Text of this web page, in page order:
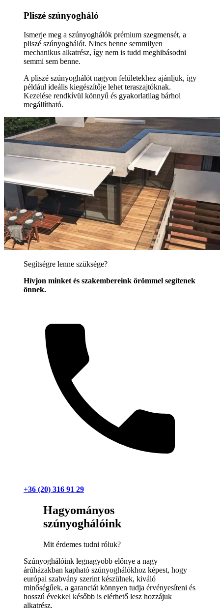
Pliszé szúnyogháló
Ismerje meg a szúnyoghálók prémium szegmensét, a
pliszé szúnyoghálót. Nincs benne semmilyen
mechanikus alkatrész, így nem is tudd meghibásodni
semmi sem benne.
A pliszé szúnyoghálót nagyon felületekhez ajánljuk, így
például ideális kiegészítője lehet teraszajtóknak.
Kezelése rendkívül könnyű és gyakorlatilag bárhol
megállítható.
Segítségre lenne szüksége?
Hívjon minket és szakembereink örömmel segítenek
önnek.
+36 (20) 316 91 29
Hagyományos
szúnyoghálóink
Mit érdemes tudni róluk?
Szúnyoghálóink legnagyobb előnye a nagy
árúházakban kapható szúnyoghálókhoz képest, hogy
európai szabvány szerint készülnek, kiváló
minőségűek, a garanciát könnyen tudja érvényesíteni és
hosszú évekkel később is elérhető lesz hozzájuk
alkatrész.